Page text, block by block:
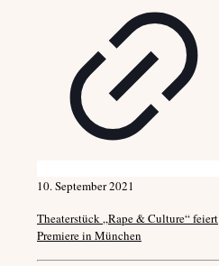
10. September 2021
Theaterstück „Rape & Culture“ feiert
Premiere in München